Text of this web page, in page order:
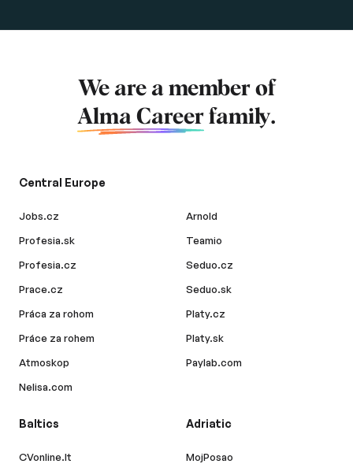
We are a member of
Alma Career family.
Central Europe
Jobs.cz
Profesia.sk
Profesia.cz
Prace.cz
Práca za rohom
Práce za rohem
Atmoskop
Nelisa.com
Arnold
Teamio
Seduo.cz
Seduo.sk
Platy.cz
Platy.sk
Paylab.com
Baltics
CVonline.lt
Adriatic
MojPosao